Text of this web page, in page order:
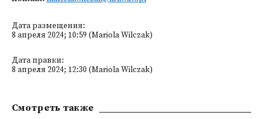
Дата размещения:
8 апреля 2024; 10:59 (Mariola Wilczak)
Дата правки:
8 апреля 2024; 12:30 (Mariola Wilczak)
Смотреть также